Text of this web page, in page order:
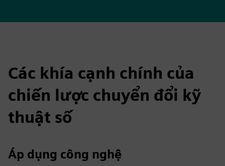
Các khía cạnh chính của
chiến lược chuyển đổi kỹ
thuật số
Áp dụng công nghệ